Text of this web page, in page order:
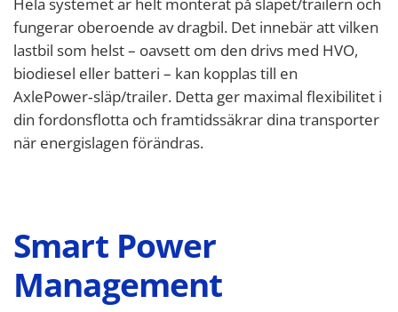
Hela systemet är helt monterat på släpet/trailern och
fungerar oberoende av dragbil. Det innebär att vilken
lastbil som helst – oavsett om den drivs med HVO,
biodiesel eller batteri – kan kopplas till en
AxlePower‑släp/trailer. Detta ger maximal flexibilitet i
din fordonsflotta och framtidssäkrar dina transporter
när energislagen förändras.
Smart Power
Management